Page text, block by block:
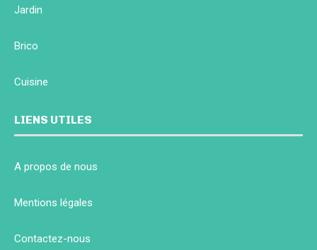
Jardin
Brico
Cuisine
LIENS UTILES
A propos de nous
Mentions légales
Contactez-nous